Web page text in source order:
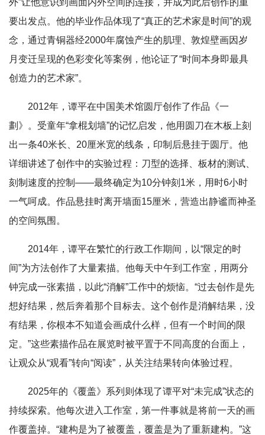
外”让他意识到画面内外空间的连接，并成为此后创作的重
要出发点。他的毕业作品体现了“真正的艺术家是时间”的观
念，通过青铜器经2000年腐蚀产生的肌理、敦煌壁画因岁
月变迁呈现的色彩变化等案例，他论证了“时间本身即最具
创造力的艺术家”。
2012年，谭平在中国美术馆圆厅创作了作品《一
劃》。受童年“拿棍划墙”的记忆启发，他用圆刀在木板上刻
出一条40米长、20厘米宽的线条，印制后悬挂于圆厅。他
详细讲述了创作中的实验过程：刀型的选择、板材的测试、
刻制速度的控制——最终确定为10分钟刻1米，用时6小时
一气呵成。作品悬挂时离开墙面15厘米，营造出静谧而神圣
的空间氛围。
2014年，谭平在繁忙的行政工作期间，以“限定的时
间”为方法创作了大量素描。他每天中午到工作室，用两分
钟完成一张素描，以此“消解”工作中的烦恼。“过去创作是先
想好结果，然后奔着那个目标去。这个创作是消解结果，没
有结果，你根本不知道会画成什么样，但有一个时间的限
定。”这些素描作品在展览时被平置于不同高度的台面上，
让观众从“观看”转向“阅读”，从关注结果转向体验过程。
2025年的《覆盖》系列则体现了谭平对“未完成”状态的
持续探索。他每次进入工作室，第一件事就是将前一天的画
作覆盖掉。“建构是为了被覆盖，覆盖是为了重新建构。”这